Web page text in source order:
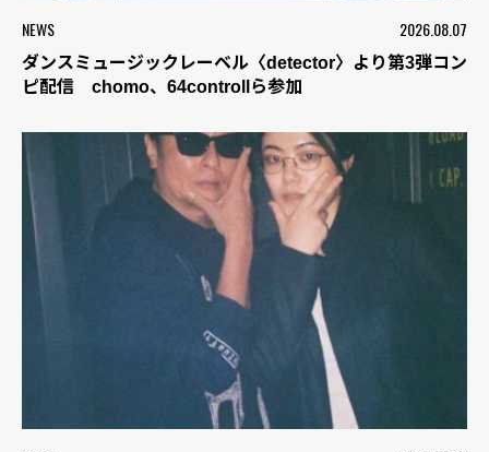
NEWS 2026.08.07
ダンスミュージックレーベル〈detector〉より第3弾コン
ピ配信 chomo、64controllら参加